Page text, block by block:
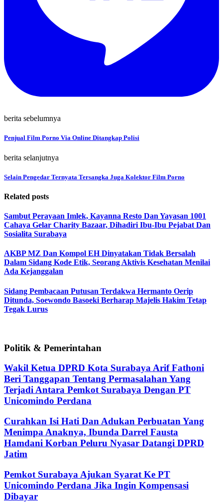
berita sebelumnya
Penjual Film Porno Via Online Ditangkap Polisi
berita selanjutnya
Selain Pengedar Ternyata Tersangka Juga Kolektor Film Porno
Related posts
Sambut Perayaan Imlek, Kayanna Resto Dan Yayasan 1001
Cahaya Gelar Charity Bazaar, Dihadiri Ibu-Ibu Pejabat Dan
Sosialita Surabaya
AKBP MZ Dan Kompol EH Dinyatakan Tidak Bersalah
Dalam Sidang Kode Etik, Seorang Aktivis Kesehatan Menilai
Ada Kejanggalan
Sidang Pembacaan Putusan Terdakwa Hermanto Oerip
Ditunda, Soewondo Basoeki Berharap Majelis Hakim Tetap
Tegak Lurus
Politik & Pemerintahan
Wakil Ketua DPRD Kota Surabaya Arif Fathoni
Beri Tanggapan Tentang Permasalahan Yang
Terjadi Antara Pemkot Surabaya Dengan PT
Unicomindo Perdana
Curahkan Isi Hati Dan Adukan Perbuatan Yang
Menimpa Anaknya, Ibunda Darrel Fausta
Hamdani Korban Peluru Nyasar Datangi DPRD
Jatim
Pemkot Surabaya Ajukan Syarat Ke PT
Unicomindo Perdana Jika Ingin Kompensasi
Dibayar